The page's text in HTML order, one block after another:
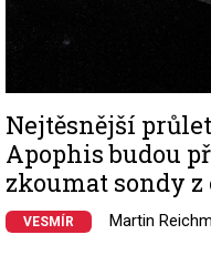
Nejtěsnější
Apophis budou
zkoumat sondy z
VESMÍR Martin